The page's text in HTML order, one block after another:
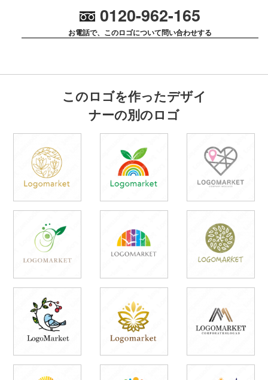
0120-962-165
お電話で、このロゴについて問い合わせする
このロゴを作ったデザイ
ナーの別のロゴ